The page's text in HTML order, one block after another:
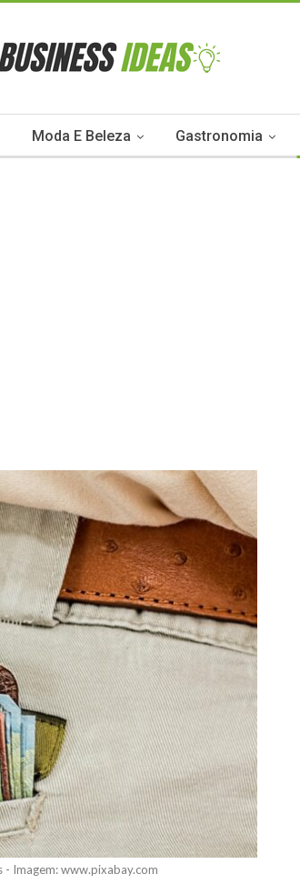
Moda E Beleza Gastronomia
Imagem: www.pixabay.com